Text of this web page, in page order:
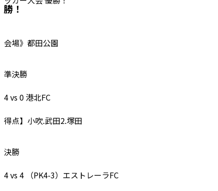
勝！
会場》都田公園
準決勝
4 vs 0 港北FC
得点】小吹.武田2.塚田
決勝
4 vs 4 （PK4-3）エストレーラFC